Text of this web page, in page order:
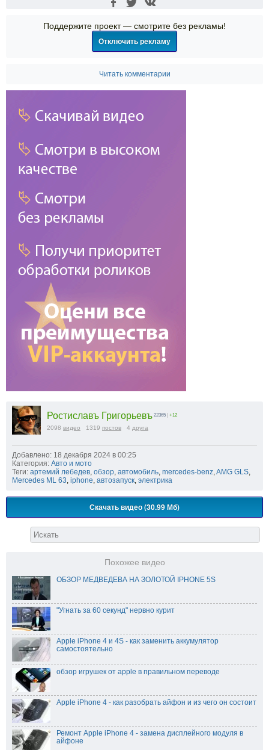
Поддержите проект — смотрите без рекламы!
Отключить рекламу
Читать комментарии
Ростиславъ Григорьевъ 22365 | +12
2098 видео 1319 постов 4 друга
Добавлено: 18 декабря 2024 в 00:25
Категория: Авто и мото
Теги: артемий лебедев обзор автомобиль mercedes-benz AMG GLS
Mercedes ML 63 iphone автозапуск электрика
Скачать видео (30.99 Мб)
Похожее видео
ОБЗОР МЕДВЕДЕВА НА ЗОЛОТОЙ IPHONE 5S
"Угнать за 60 секунд" нервно курит
Apple iPhone 4 и 4S - как заменить аккумулятор
самостоятельно
обзор игрушек от apple в правильном переводе
Apple iPhone 4 - как разобрать айфон и из чего он состоит
Ремонт Apple iPhone 4 - замена дисплейного модуля в
айфоне